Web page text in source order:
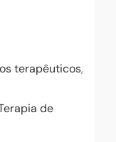
terapêuticos,
de